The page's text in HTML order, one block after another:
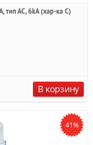
тип АC, 6kA (хар-ка C)
В корзину
41%